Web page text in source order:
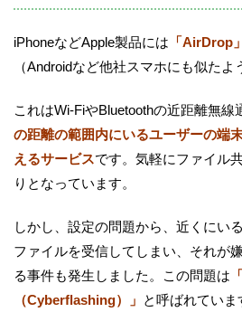
iPhoneなどApple製品には 「AirDrop」
（Androidなど他社スマホにも似たよ
これはWi-FiやBluetoothの近距離無線
の距離の範囲内にいるユーザーの端
えるサービスです。気軽にファイル
りとなっています。
しかし、設定の問題から、近くにい
ファイルを受信してしまい、それが
る事件も発生しました。この問題は
（Cyberflashing）」 と呼ばれていま